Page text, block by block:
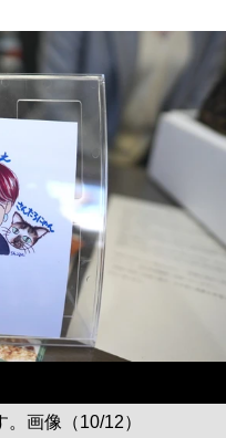
画像（10/12）